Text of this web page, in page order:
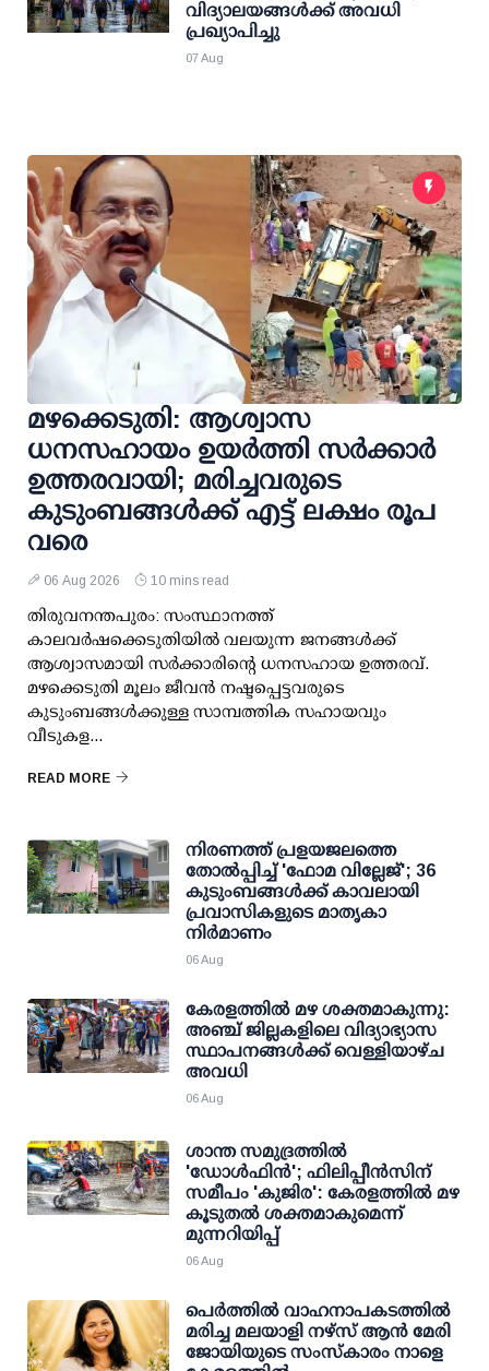
വിദ്യാലയങ്ങള്‍ക്ക് അവധി
പ്രഖ്യാപിച്ചു
07 Aug
മഴക്കെടുതി: ആശ്വാസ
ധനസഹായം ഉയര്‍ത്തി സര്‍ക്കാര്‍
ഉത്തരവായി; മരിച്ചവരുടെ
കുടുംബങ്ങള്‍ക്ക് എട്ട് ലക്ഷം രൂപ
വരെ
06 Aug 2026 10 mins read
തിരുവനന്തപുരം: സംസ്ഥാനത്ത്
കാലവര്‍ഷക്കെടുതിയില്‍ വലയുന്ന ജനങ്ങള്‍ക്ക്
ആശ്വാസമായി സര്‍ക്കാരിന്റെ ധനസഹായ ഉത്തരവ്.
മഴക്കെടുതി മൂലം ജീവന്‍ നഷ്ടപ്പെട്ടവരുടെ
കുടുംബങ്ങള്‍ക്കുള്ള സാമ്പത്തിക സഹായവും
വീടുകള...
READ MORE
നിരണത്ത് പ്രളയജലത്തെ
തോല്‍പ്പിച്ച് 'ഫോമ വില്ലേജ്'; 36
കുടുംബങ്ങള്‍ക്ക് കാവലായി
പ്രവാസികളുടെ മാതൃകാ
നിര്‍മാണം
06 Aug
കേരളത്തില്‍ മഴ ശക്തമാകുന്നു:
അഞ്ച് ജില്ലകളിലെ വിദ്യാഭ്യാസ
സ്ഥാപനങ്ങള്‍ക്ക് വെള്ളിയാഴ്ച
അവധി
06 Aug
ശാന്ത സമുദ്രത്തില്‍
'ഡോള്‍ഫിന്‍'; ഫിലിപ്പീന്‍സിന്
സമീപം 'കുജിര': കേരളത്തില്‍ മഴ
കൂടുതല്‍ ശക്തമാകുമെന്ന്
മുന്നറിയിപ്പ്
06 Aug
പെർത്തിൽ വാഹനാപകടത്തിൽ
മരിച്ച മലയാളി നഴ്സ് ആൻ മേരി
ജോയിയുടെ സംസ്കാരം നാളെ